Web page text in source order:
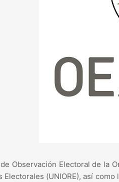
Observación Electoral de la
Electorales (UNIORE), así